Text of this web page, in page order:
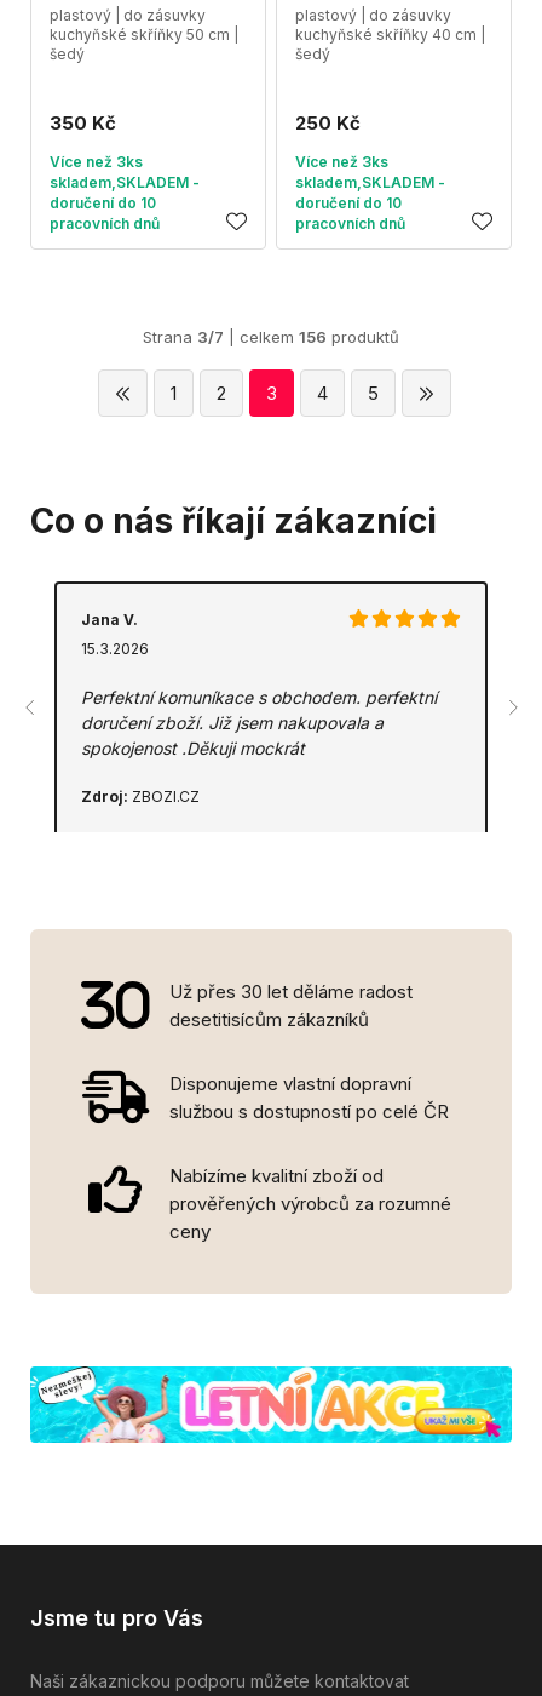
plastový | do zásuvky
kuchyňské skříňky 50 cm |
šedý
350 Kč
Více než 3ks
skladem,SKLADEM -
doručení do 10
pracovních dnů
plastový | do zásuvky
kuchyňské skříňky 40 cm |
šedý
250 Kč
Více než 3ks
skladem,SKLADEM -
doručení do 10
pracovních dnů
Strana 3/7 | celkem 156 produktů
1 2 3 4 5
Co o nás říkají zákazníci
Jana V.
15.3.2026
Perfektní komuníkace s obchodem. perfektní
doručení zboží. Již jsem nakupovala a
spokojenost .Děkuji mockrát
Zdroj: ZBOZI.CZ
Už přes 30 let děláme radost
desetitisícům zákazníků
Disponujeme vlastní dopravní
službou s dostupností po celé ČR
Nabízíme kvalitní zboží od
prověřených výrobců za rozumné
ceny
Jsme tu pro Vás
Naši zákaznickou podporu můžete kontaktovat